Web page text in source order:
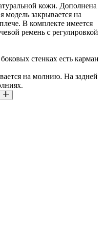
кожи. Дополнена
модель закрывается на
В комплекте имеется
ремень с регулировкой
стенках есть карман
на молнию. На задней